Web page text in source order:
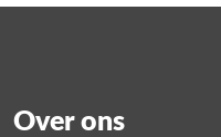
Over ons